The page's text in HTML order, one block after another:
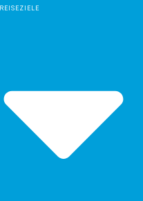
REISEZIELE